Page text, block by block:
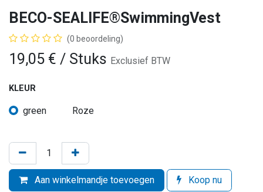
BECO-SEALIFE®SwimmingVest
(0 beoordeling)
19,05 € / Stuks Exclusief BTW
KLEUR
green Roze
Aan winkelmandje toevoegen Koop nu